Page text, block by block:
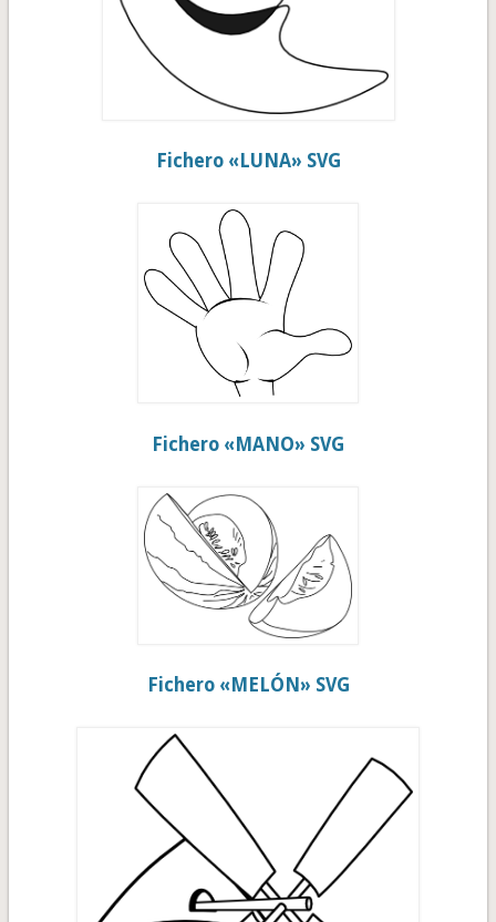
Fichero «LUNA» SVG
Fichero «MANO» SVG
Fichero «MELÓN» SVG